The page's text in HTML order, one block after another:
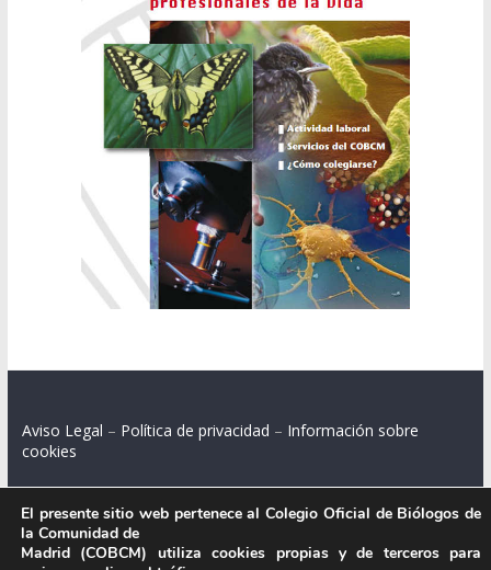
Aviso Legal – Política de privacidad – Información sobre
cookies
Colegio Oficial de Biólogos de la Comunidad de Madrid.
El presente sitio web pertenece al Colegio Oficial de Biólogos de
la Comunidad de
Madrid (COBCM) utiliza cookies propias y de terceros para